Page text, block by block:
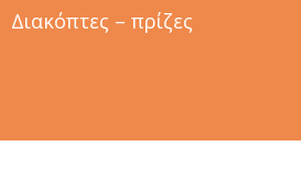
Διακόπτες – πρίζες